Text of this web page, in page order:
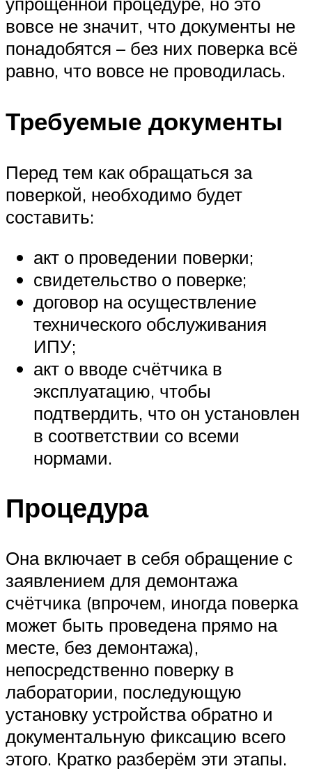
вовсе не значит, что документы не
понадобятся – без них поверка всё
равно, что вовсе не проводилась.
Требуемые документы
Перед тем как обращаться за
поверкой, необходимо будет
составить:
акт о проведении поверки;
свидетельство о поверке;
договор на осуществление
технического обслуживания
ИПУ;
акт о вводе счётчика в
эксплуатацию, чтобы
подтвердить, что он установлен
в соответствии со всеми
нормами.
Процедура
Она включает в себя обращение с
заявлением для демонтажа
счётчика (впрочем, иногда поверка
может быть проведена прямо на
месте, без демонтажа),
непосредственно поверку в
лаборатории, последующую
установку устройства обратно и
документальную фиксацию всего
этого. Кратко разберём эти этапы.